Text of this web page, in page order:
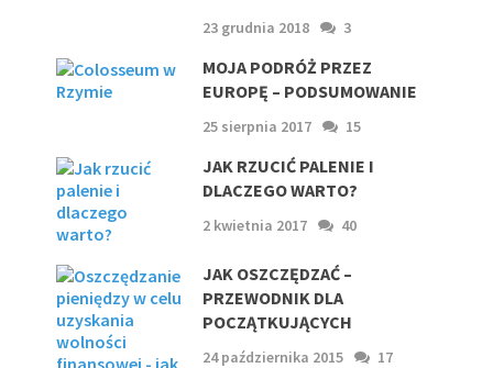
23 grudnia 2018 3
MOJA PODRÓŻ PRZEZ
EUROPĘ – PODSUMOWANIE
25 sierpnia 2017 15
JAK RZUCIĆ PALENIE I
DLACZEGO WARTO?
2 kwietnia 2017 40
JAK OSZCZĘDZAĆ –
PRZEWODNIK DLA
POCZĄTKUJĄCYCH
24 października 2015 17